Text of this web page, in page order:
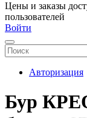
Цены и заказы
пользователей
Войти
Авторизация
Бур